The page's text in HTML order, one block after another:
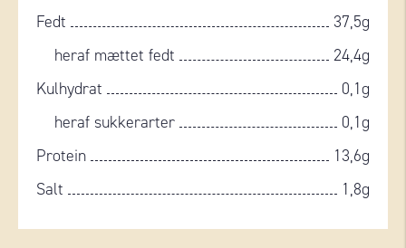
Fedt
37,5g
heraf mættet fedt
24,4g
Kulhydrat
0,1g
heraf sukkerarter
0,1g
Protein
13,6g
Salt
1,8g